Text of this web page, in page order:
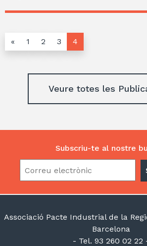
« 1 2 3 4
Veure totes les
Subscriu-te al nostre
Associació Pacte Industrial de la
Barcelona
- Tel. 93 260 02 22